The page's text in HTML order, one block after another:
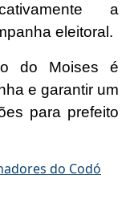
a
eleitoral.
do Moises é
e garantir um
para prefeito
do Codó